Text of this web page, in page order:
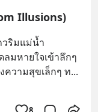
Illusions)
ริมแม่น้ำ
มหายใจเข้าลึกๆ
ความสุขเล็กๆ ท